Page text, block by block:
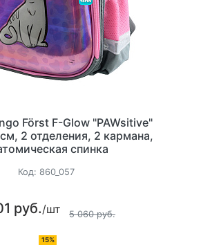
Först F-Glow "PAWsitive"
2 отделения, 2 кармана,
спинка
Код: 860_057
руб./шт 5 060 руб.
15%